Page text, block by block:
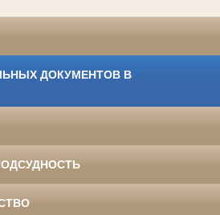
ДОКУМЕНТОВ В